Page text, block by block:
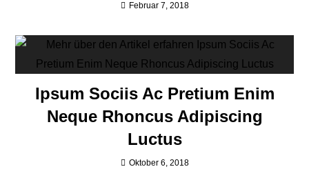
Februar 7, 2018
Ipsum Sociis Ac Pretium Enim
Neque Rhoncus Adipiscing
Luctus
Oktober 6, 2018